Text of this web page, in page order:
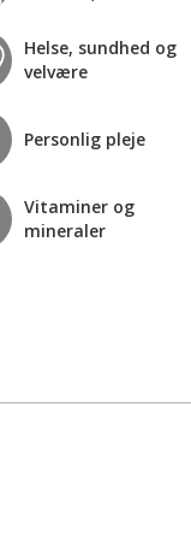
Helse, sundhed og
velvære
Personlig pleje
Vitaminer og
mineraler